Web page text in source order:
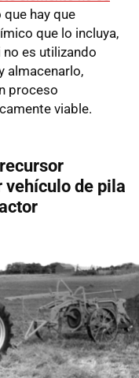
que hay que
que lo incluya,
es utilizando
almacenarlo,
proceso
viable.
vehículo de pila